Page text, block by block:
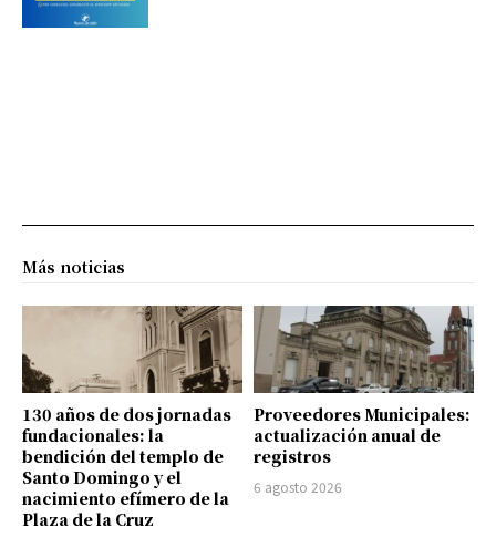
Más noticias
130 años de dos jornadas
fundacionales: la
bendición del templo de
Santo Domingo y el
nacimiento efímero de la
Plaza de la Cruz
Proveedores Municipales:
actualización anual de
registros
6 agosto 2026